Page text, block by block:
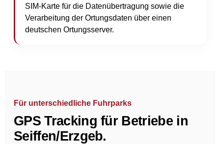
SIM-Karte für die Datenübertragung sowie die
Verarbeitung der Ortungsdaten über einen
deutschen Ortungsserver.
Für unterschiedliche Fuhrparks
GPS Tracking für Betriebe in
Seiffen/Erzgeb.